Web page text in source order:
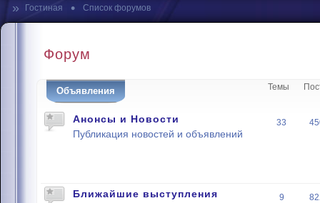
» Гостиная • Список форумов
Форум
Объявления Темы
Анонсы и Новости
Публикация новостей и объявлений
33
Ближайшие выступления 9